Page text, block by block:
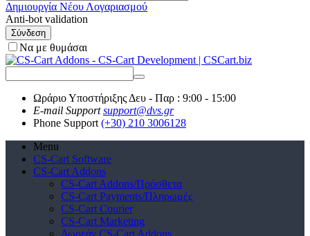
Δημιουργία Νέου Λογαριασμού
Anti-bot validation
Σύνδεση
Να με θυμάσαι
Ωράριο Υποστήριξης Δευ - Παρ : 9:00 - 15:00
E-mail Support support@dvs.gr
Phone Support (+30) 210 3006128
Menu
CS-Cart Software
CS-Cart Addons
CS-Cart Addons/Πρόσθετα
CS-Cart Payments/Πληρωμές
CS-Cart Courier
CS-Cart Marketing
Δωρεάν CS-Cart Addons